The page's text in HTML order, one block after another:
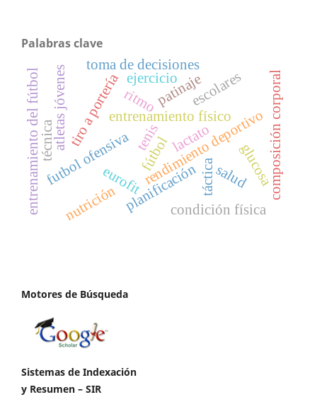
Palabras clave
entrenamiento físico
rendimiento deportivo
planificación
tiro a portería
futbol ofensiva
entrenamiento del fútbol composición corporal
patinaje
táctica
toma de decisiones
fútbol
condición física
salud
escolares
eurofit
nutrición
atletas jóvenes
técnica tenis
ritmo
ejercicio
glucosa
lactato
Motores de Búsqueda
Sistemas de Indexación
y Resumen – SIR